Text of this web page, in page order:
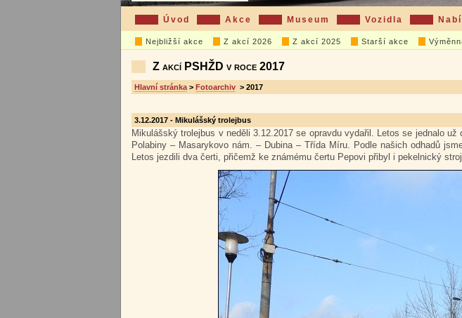
Úvod Akce Museum Vozidla
Nejbližší akce Z akcí 2026 Z akcí 2025 Starší akce
Z akcí PSHŽD v roce 2017
Hlavní stránka > Fotoarchiv > 2017
3.12.2017 - Mikulášský trolejbus
Mikulášský trolejbus v neděli 3.12.2017 se opravdu vydařil. Letos se jednalo
Polabiny – Masarykovo nám. – Dubina – Třída Míru. Podle našich odhadů
Letos jezdili dva čerti, přičemž ke známému čertu Pepovi přibyl i pekelnický